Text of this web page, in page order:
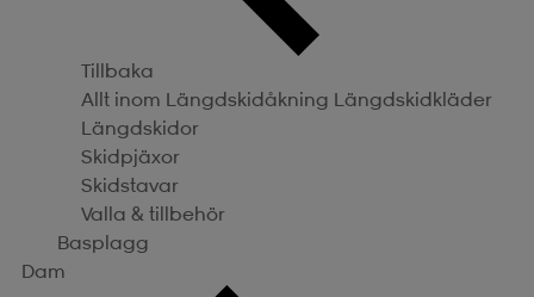
Tillbaka
Allt inom Längdskidåkning Längdskidkläder
Längdskidor
Skidpjäxor
Skidstavar
Valla & tillbehör
Basplagg
Dam